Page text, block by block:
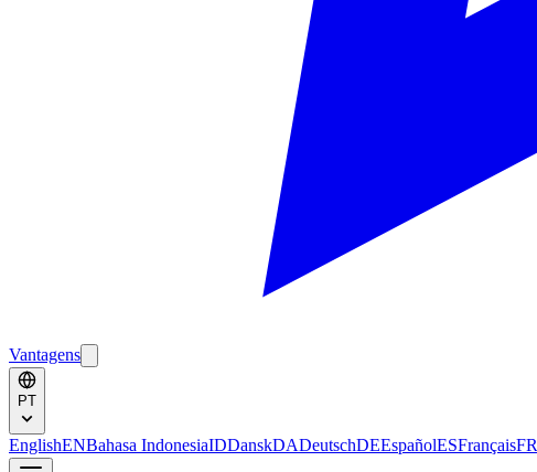
Vantagens
PT
EnglishENBahasa IndonesiaIDDanskDADeutschDEEspañolESFrançaisFR